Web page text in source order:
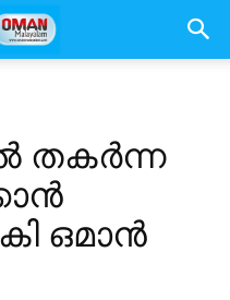
തകർന്ന
ഒമാൻ